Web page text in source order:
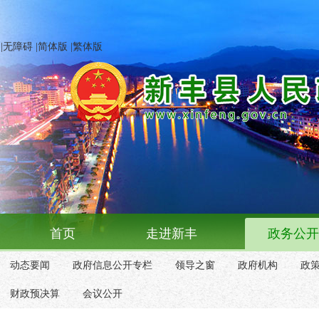
无障碍 简体版 繁体版
首页 走进新丰 政务公开
动态要闻 政府信息公开专栏 领导之窗 政府机构 政
财政预决算 会议公开